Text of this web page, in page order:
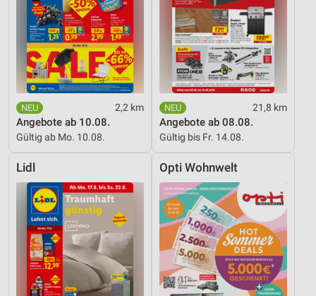
2,2 km
Angebote ab 10.08.
Gültig ab Mo. 10.08.
21,8 km
Angebote ab 08.08.
Gültig bis Fr. 14.08.
Lidl Opti Wohnwelt